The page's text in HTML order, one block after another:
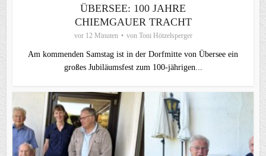
ÜBERSEE: 100 JAHRE
CHIEMGAUER TRACHT
vor 12 Minuten von Toni Hötzelsperger
Am kommenden Samstag ist in der Dorfmitte von Übersee ein
großes Jubiläumsfest zum 100-jährigen...